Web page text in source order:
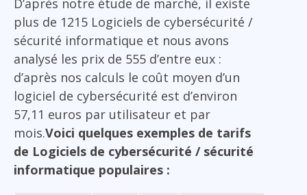
plus de 1215 Logiciels de cybersécurité /
sécurité informatique et nous avons
analysé les prix de 555 d’entre eux :
d’après nos calculs le coût moyen d’un
logiciel de cybersécurité est d’environ
57,11 euros par utilisateur et par
mois.Voici quelques exemples de tarifs
de Logiciels de cybersécurité / sécurité
informatique populaires :